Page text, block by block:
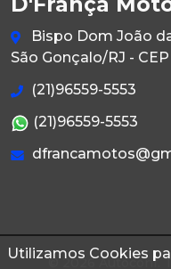
Utilizamos Cookies
Bispo Dom João
São Gonçalo/RJ -
(21)96559-5553
(21)96559-5553
© 2026 Autoconf.